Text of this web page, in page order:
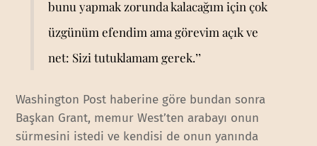
bunu yapmak zorunda kalacağım için çok
üzgünüm efendim ama görevim açık ve
net: Sizi tutuklamam gerek.’’
Washington Post haberine göre bundan sonra
Başkan Grant, memur West’ten arabayı onun
sürmesini istedi ve kendisi de onun yanında